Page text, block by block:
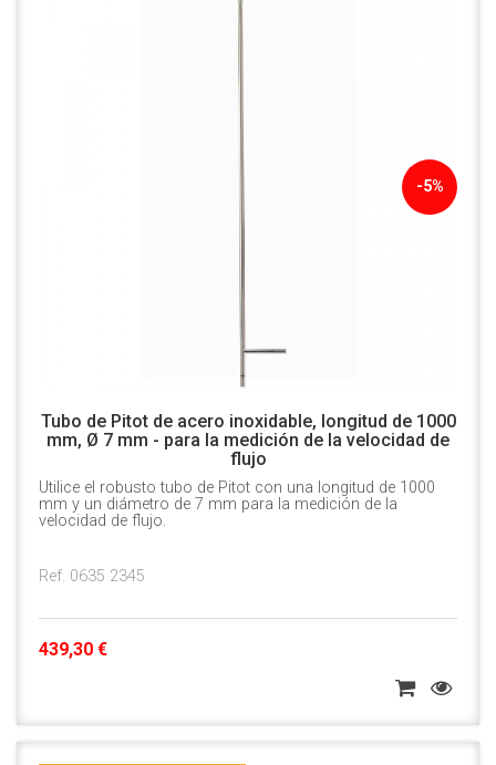
-5%
Tubo de Pitot de acero inoxidable, longitud de 1000
mm, Ø 7 mm - para la medición de la velocidad de
flujo
Utilice el robusto tubo de Pitot con una longitud de 1000
mm y un diámetro de 7 mm para la medición de la
velocidad de flujo.
Ref. 0635 2345
439,30 €